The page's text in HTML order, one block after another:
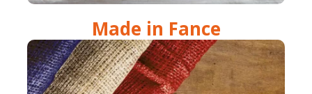
Made in Fance